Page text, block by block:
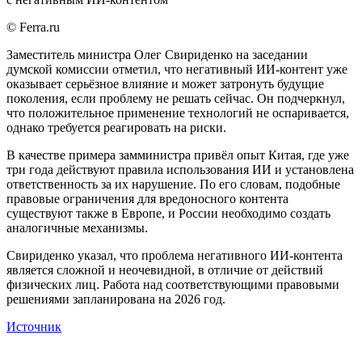
© Ferra.ru
Заместитель министра Олег Свириденко на заседании
думской комиссии отметил, что негативный ИИ-контент уже
оказывает серьёзное влияние и может затронуть будущие
поколения, если проблему не решать сейчас. Он подчеркнул,
что положительное применение технологий не оспаривается,
однако требуется реагировать на риски.
В качестве примера замминистра привёл опыт Китая, где уже
три года действуют правила использования ИИ и установлена
ответственность за их нарушение. По его словам, подобные
правовые ограничения для вредоносного контента
существуют также в Европе, и России необходимо создать
аналогичные механизмы.
Свириденко указал, что проблема негативного ИИ-контента
является сложной и неочевидной, в отличие от действий
физических лиц. Работа над соответствующими правовыми
решениями запланирована на 2026 год.
Источник